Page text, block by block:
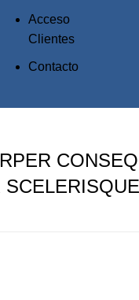
Acceso
Clientes
Contacto
SCELERISQUE